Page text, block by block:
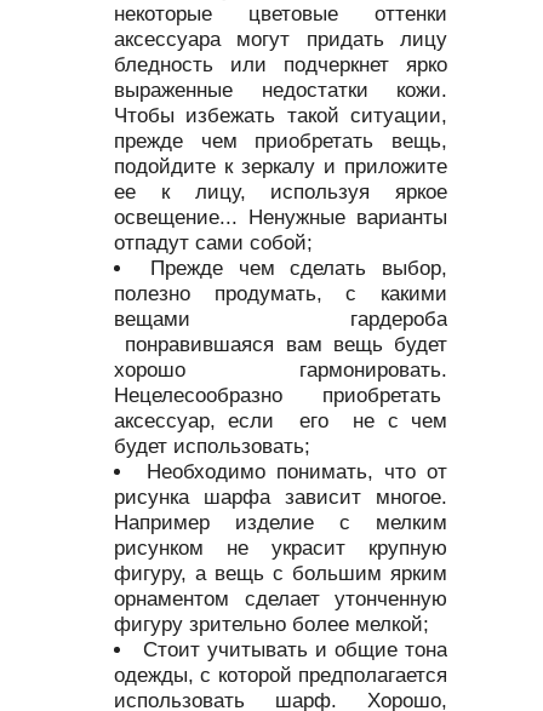
некоторые цветовые оттенки
аксессуара могут придать лицу
бледность или подчеркнет ярко
выраженные недостатки кожи.
Чтобы избежать такой ситуации,
прежде чем приобретать вещь,
подойдите к зеркалу и приложите
ее к лицу, используя яркое
освещение... Ненужные варианты
отпадут сами собой;
Прежде чем сделать выбор,
полезно продумать, с какими
вещами гардероба
понравившаяся вам вещь будет
хорошо гармонировать.
Нецелесообразно приобретать
аксессуар, если его не с чем
будет использовать;
Необходимо понимать, что от
рисунка шарфа зависит многое.
Например изделие с мелким
рисунком не украсит крупную
фигуру, а вещь с большим ярким
орнаментом сделает утонченную
фигуру зрительно более мелкой;
Стоит учитывать и общие тона
одежды, с которой предполагается
использовать шарф. Хорошо,